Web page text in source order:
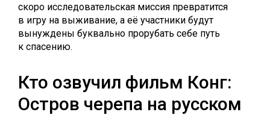
скоро исследовательская миссия превратится
в игру на выживание, а её участники будут
вынуждены буквально прорубать себе путь
к спасению.
Кто озвучил фильм Конг:
Остров черепа на русском